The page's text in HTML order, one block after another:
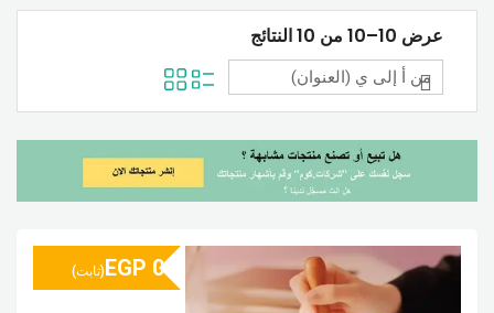
عرض 10–10 من 10 النتائج
EGP 0 (ثابت)